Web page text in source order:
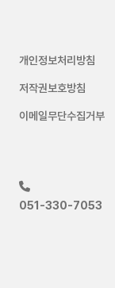
개인정보처리방침
저작권보호방침
이메일무단수집거부
051-330-7053